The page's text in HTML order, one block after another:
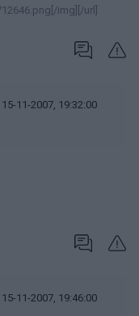
img][/url]
15-11-2007, 19:32:00
15-11-2007, 19:46:00